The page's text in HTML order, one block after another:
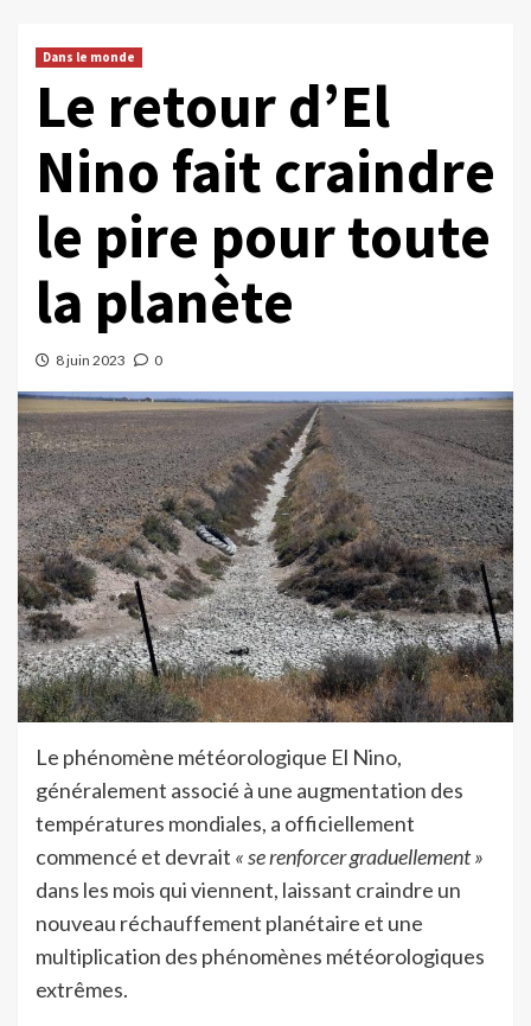
Dans le monde
Le retour d’El
Nino fait craindre
le pire pour toute
la planète
8 juin 2023 0
Le phénomène météorologique El Nino,
généralement associé à une augmentation des
températures mondiales, a officiellement
commencé et devrait « se renforcer graduellement »
dans les mois qui viennent, laissant craindre un
nouveau réchauffement planétaire et une
multiplication des phénomènes météorologiques
extrêmes.